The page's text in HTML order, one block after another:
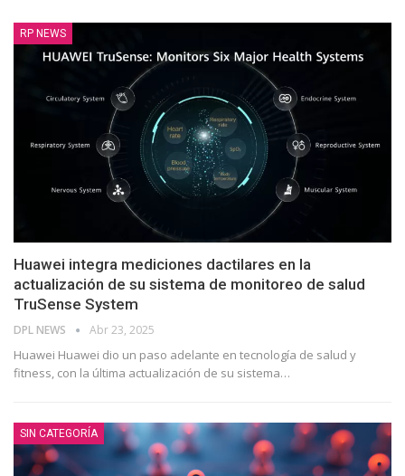
RP NEWS
Huawei integra mediciones dactilares en la
actualización de su sistema de monitoreo de salud
TruSense System
DPL NEWS Abr 23, 2025
Huawei Huawei dio un paso adelante en tecnología de salud y
fitness, con la última actualización de su sistema…
SIN CATEGORÍA